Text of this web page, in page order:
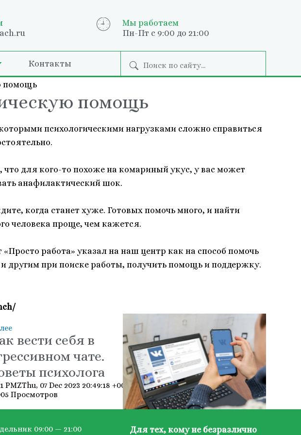
Мы работаем
Пн-Пт с 9:00 до 21:00
Контакты
помощь
помощь
психологическими нагрузками сложно справиться
что для кого-то похоже на комариный укус, у вас может
анафилактический шок.
когда станет хуже. Готовых помочь много, и найти
человека проще, чем кажется.
«Просто работа» указал на наш центр как на способ помочь
и другим при поиске работы, получить помощь и поддержку.
2016
вести себя в
чате.
психолога
PMZThu, 07 Dec 2023 20:49:18 +000049Четверг 2016
Просмотров
09:00 — 21:00
Для тех, кому не безразлично